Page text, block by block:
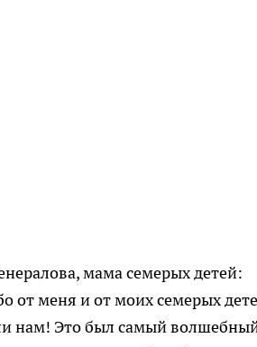
мама семерых детей:
от меня и от моих семерых
нам! Это был самый